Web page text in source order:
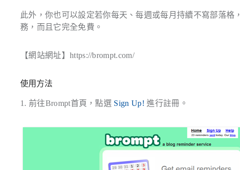
此外，你也可以設定若你每天、每週或每月持續不寫部落格，
務，而且它完全免費。
【網站網址】https://brompt.com/
使用方法
1. 前往Brompt首頁，點選 Sign Up! 進行註冊。